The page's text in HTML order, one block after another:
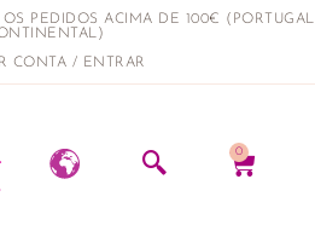
OS PEDIDOS ACIMA DE 100€ (PORTUGAL
CONTA / ENTRAR
0